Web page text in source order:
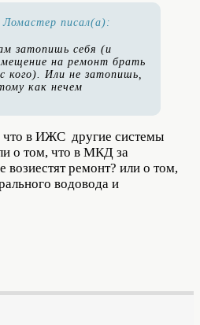
Ломастер писал(а):
затопишь себя (и
на ремонт брать
кого). Или не затопишь,
как нечем
что в ИЖС другие системы
о том, что в МКД за
возиестят ремонт? или о том,
водовода и